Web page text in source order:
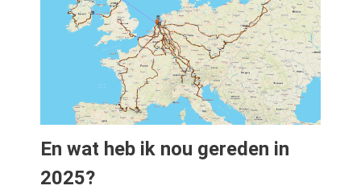
En wat heb ik nou gereden in
2025?